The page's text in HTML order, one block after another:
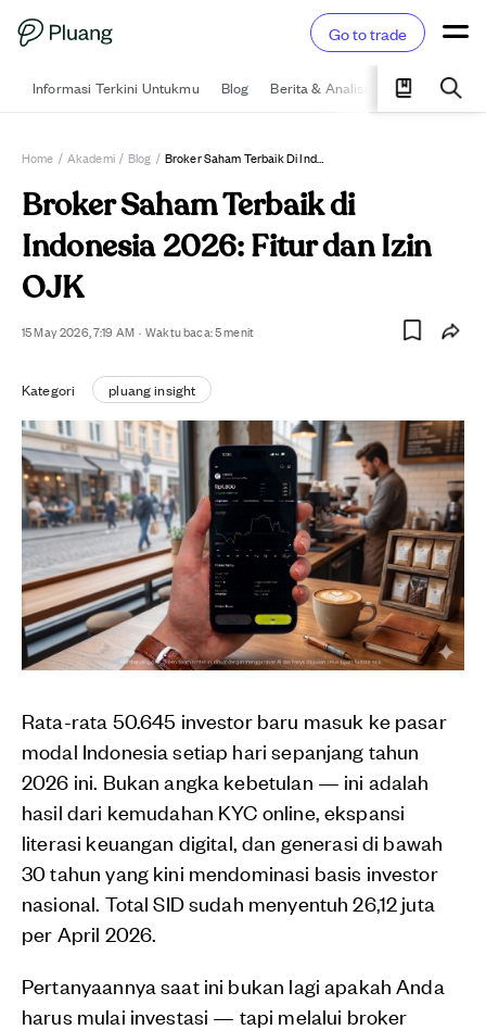
Go to trade
Informasi Terkini Untukmu Blog Berita & Analisis Pelajari
Home / Akademi / Blog / Broker Saham Terbaik Di Indonesia 2026: Fitur Dan Izin OJK
Broker Saham Terbaik di
Indonesia 2026: Fitur dan Izin
OJK
15 May 2026, 7:19 AM · Waktu baca:5menit
Kategori pluang insight
Rata-rata 50.645 investor baru masuk ke pasar
modal Indonesia setiap hari sepanjang tahun
2026 ini. Bukan angka kebetulan — ini adalah
hasil dari kemudahan KYC online, ekspansi
literasi keuangan digital, dan generasi di bawah
30 tahun yang kini mendominasi basis investor
nasional. Total SID sudah menyentuh 26,12 juta
per April 2026.
Pertanyaannya saat ini bukan lagi apakah Anda
harus mulai investasi — tapi melalui broker